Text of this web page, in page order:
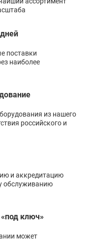
поставки
наиболее
из нашего
российского и
и аккредитацию
обслуживанию
ключ»
может